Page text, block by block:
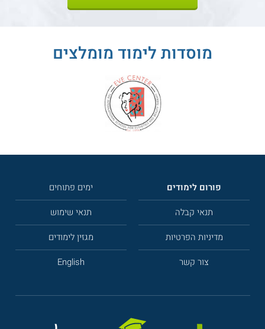
מוסדות לימוד מומלצים
פורום לימודים
ימים פתוחים
תנאי קבלה
תנאי שימוש
מדיניות הפרטיות
מגזין לימודים
צור קשר
English